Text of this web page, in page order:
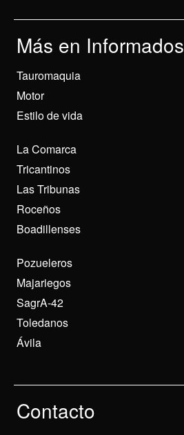
Más en Informados
Tauromaquia
Motor
Estilo de vida
La Comarca
Tricantinos
Las Tribunas
Roceños
Boadillenses
Pozueleros
Majariegos
SagrA-42
Toledanos
Ávila
Contacto